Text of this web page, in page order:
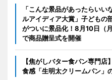
「こんな景品があったらい
ルアイディア大賞」子どもの
がついに景品化！8月10日（
で商品贈呈式を開催
【焦がしバター食パン専門
食感「生明太クリームパン」